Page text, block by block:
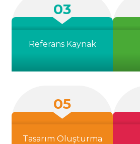
03
Referans Kaynak
05
Tasarım Oluşturma